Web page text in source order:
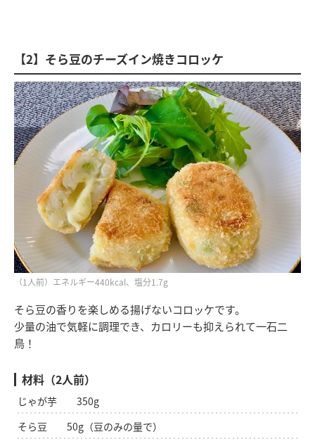
【2】そら豆のチーズイン焼きコロッケ
（1人前）エネルギー440kcal、塩分1.7g
そら豆の香りを楽しめる揚げないコロッケです。
少量の油で気軽に調理でき、カロリーも抑えられて一石二
鳥！
材料（2人前）
じゃが芋 350g
そら豆 50g（豆のみの量で）